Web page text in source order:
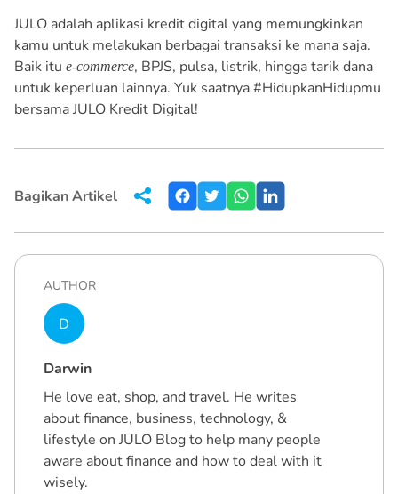
JULO adalah aplikasi kredit digital yang memungkinkan
kamu untuk melakukan berbagai transaksi ke mana saja.
Baik itu e-commerce, BPJS, pulsa, listrik, hingga tarik dana
untuk keperluan lainnya. Yuk saatnya #HidupkanHidupmu
bersama JULO Kredit Digital!
Bagikan Artikel
AUTHOR
D
Darwin
He love eat, shop, and travel. He writes
about finance, business, technology, &
lifestyle on JULO Blog to help many people
aware about finance and how to deal with it
wisely.